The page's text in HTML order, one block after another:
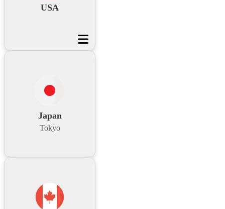
USA
Japan
Tokyo